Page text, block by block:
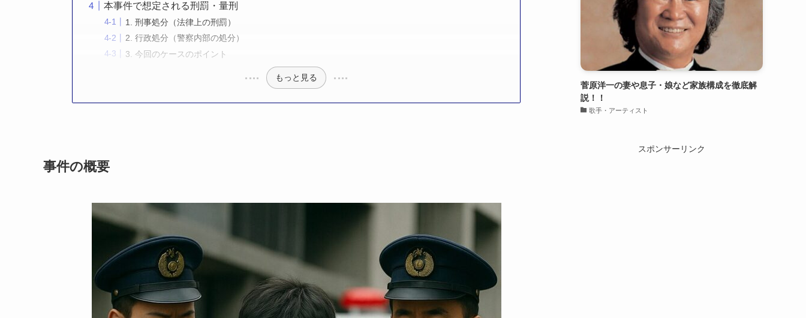
本事件で想定される刑罰・量刑
1. 刑事処分（法律上の刑罰）
2. 行政処分（警察内部の処分）
3. 今回のケースのポイント
もっと見る
事件の概要
菅原洋一の妻や息子・娘など家族構成を徹底解
説！！
歌手・アーティスト
スポンサーリンク